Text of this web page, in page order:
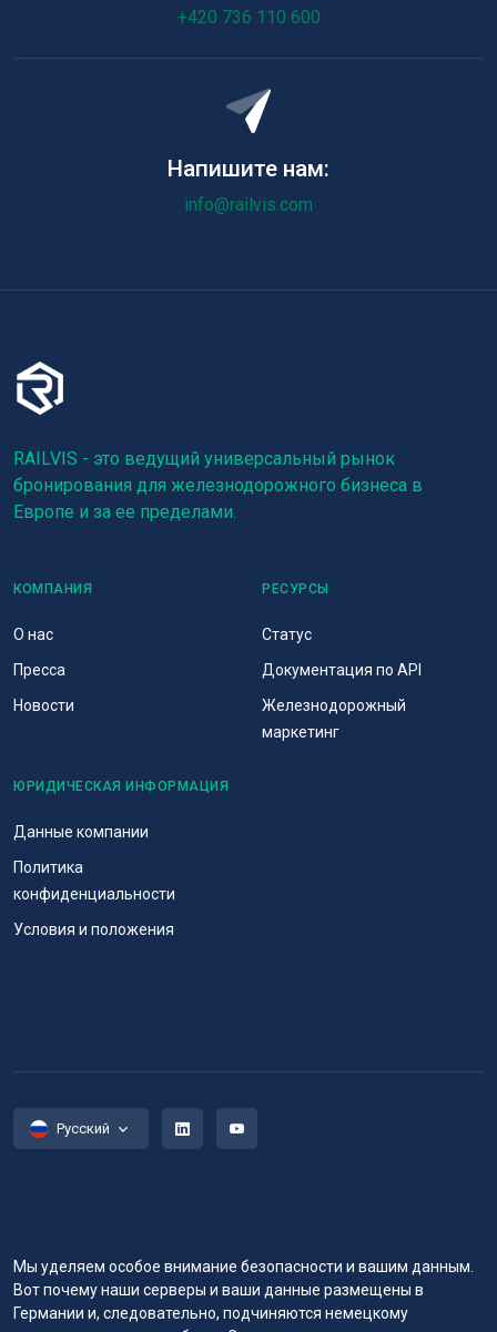
+420 736 110 600
Напишите нам:
info@railvis.com
RAILVIS - это ведущий универсальный рынок
бронирования для железнодорожного бизнеса в
Европе и за ее пределами.
КОМПАНИЯ
О нас
Пресса
Новости
РЕСУРСЫ
Статус
Документация по API
Железнодорожный
маркетинг
ЮРИДИЧЕСКАЯ ИНФОРМАЦИЯ
Данные компании
Политика
конфиденциальности
Условия и положения
Русский
Мы уделяем особое внимание безопасности и вашим данным.
Вот почему наши серверы и ваши данные размещены в
Германии и, следовательно, подчиняются немецкому